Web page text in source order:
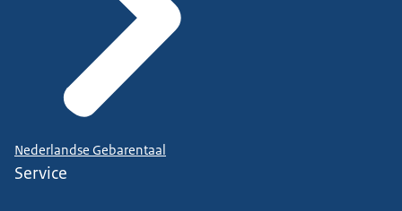
Nederlandse Gebarentaal
Service